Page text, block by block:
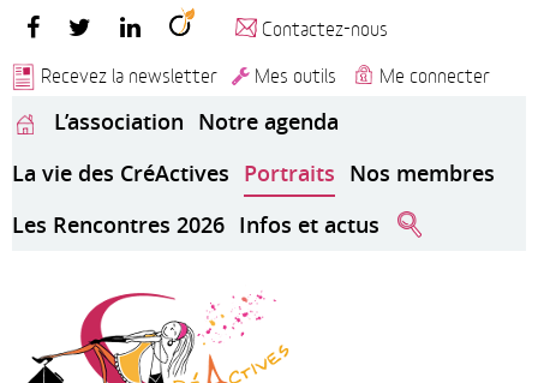
Contactez-nous
Recevez la newsletter
Mes outils Me connecter
L’association Notre agenda
La vie des CréActives Portraits Nos membres
Les Rencontres 2026 Infos et actus